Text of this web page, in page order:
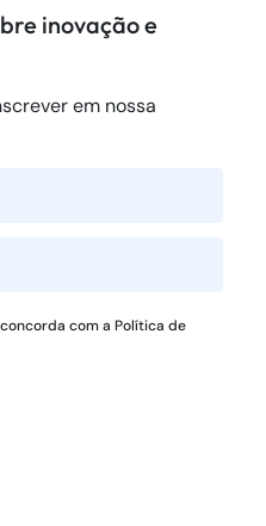
inovação e
em nossa
com a Política de